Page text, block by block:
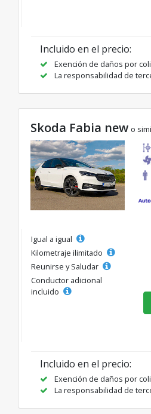
Incluido en el precio:
Exención de daños por
La responsabilidad de
Skoda Fabia new o
Igual a igual
Kilometraje ilimitado
Reunirse y Saludar
Conductor adicional
incluido
Incluido en el precio:
Exención de daños por
La responsabilidad de